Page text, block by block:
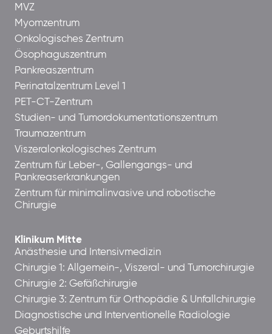
MVZ
Myomzentrum
Onkologisches Zentrum
Ösophaguszentrum
Pankreaszentrum
Perinatalzentrum Level 1
PET-CT-Zentrum
Studien- und Tumordokumentationszentrum
Traumazentrum
Viszeralonkologisches Zentrum
Zentrum für Leber-, Gallengangs- und
Pankreaserkrankungen
Zentrum für minimalinvasive und robotische
Chirurgie
Klinikum Mitte
Anästhesie und Intensivmedizin
Chirurgie 1: Allgemein-, Viszeral- und Tumorchirurgie
Chirurgie 2: Gefäßchirurgie
Chirurgie 3: Zentrum für Orthopädie & Unfallchirurgie
Diagnostische und Interventionelle Radiologie
Geburtshilfe